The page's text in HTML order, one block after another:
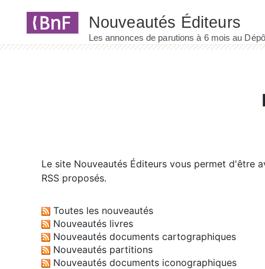
Le site Nouveautés Éditeurs vous permet d'être
RSS proposés.
Toutes les nouveautés
Nouveautés livres
Nouveautés documents cartographiques
Nouveautés partitions
Nouveautés documents iconographiques